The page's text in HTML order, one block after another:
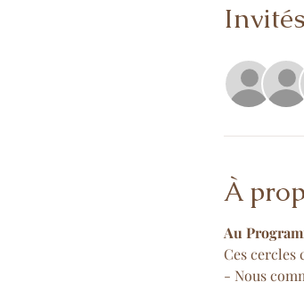
Invités
À
Au
Ces cercles
- Nous